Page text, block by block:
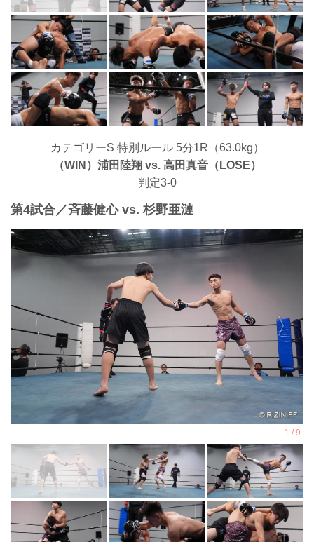
カテゴリーS 特別ルール 5分1R（63.0kg）
（WIN）浦田陸翔 vs. 高田真音（LOSE）
判定3-0
第4試合／⻫藤健心 vs. 杉野亜漣